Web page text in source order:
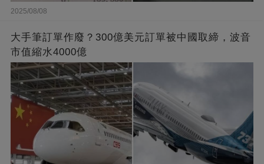
2025/08/08
大手筆訂單作廢？300億美元訂單被中國取締，波音
市值縮水4000億